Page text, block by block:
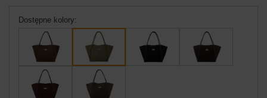
Dostępne kolory